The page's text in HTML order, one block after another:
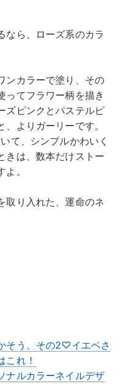
なら、ローズ系のカラ
ンカラーで塗り、その
ってフラワー柄を描き
ズピンクとパステルピ
よりガーリーです。
て、シンプルかわいく
きは、数本だけストー
。
取り入れた、運命のネ
そう、その2♡イエベさ
これ！
ナルカラーネイルデザ